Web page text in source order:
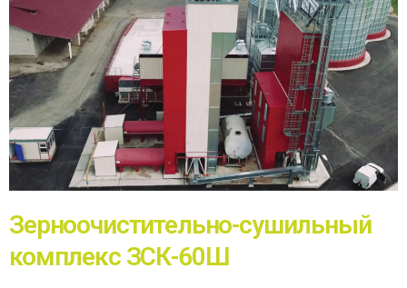
Зерноочистительно-сушильный
комплекс ЗСК-60Ш